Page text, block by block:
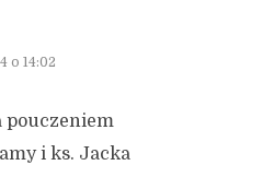
o 14:02
pouczeniem
i ks. Jacka